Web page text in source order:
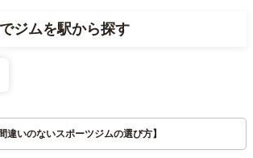
ジムを駅から探す
違いのないスポーツジムの選び方】